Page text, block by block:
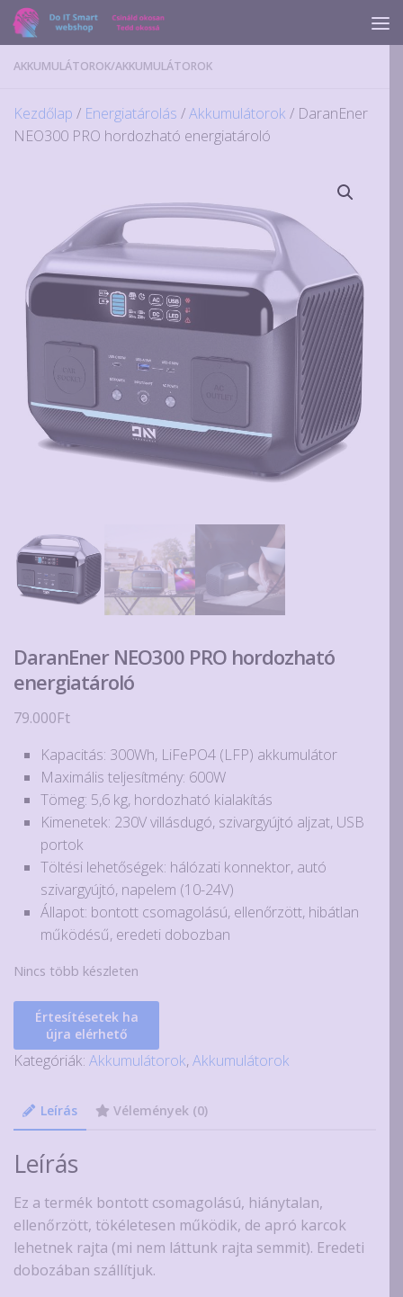
Skip to content
AKKUMULÁTOROK/AKKUMULÁTOROK
Kezdőlap / Energiatárolás /Akkumulátorok / DaranEner
NEO300 PRO hordozható energiatároló
DaranEner NEO300 PRO hordozható
energiatároló
79.000Ft
Kapacitás: 300Wh, LiFePO4 (LFP) akkumulátor
Maximális teljesítmény: 600W
Tömeg: 5,6 kg, hordozható kialakítás
Kimenetek: 230V villásdugó, szivargyújtó aljzat, USB
portok
Töltési lehetőségek: hálózati konnektor, autó
szivargyújtó, napelem (10-24V)
Állapot: bontott csomagolású, ellenőrzött, hibátlan
működésű, eredeti dobozban
Nincs több készleten
Értesítésetek ha
újra elérhető
Kategóriák: Akkumulátorok,Akkumulátorok
Leírás Vélemények (0)
Leírás
Ez a termék bontott csomagolású, hiánytalan,
ellenőrzött, tökéletesen működik, de apró karcok
lehetnek rajta (mi nem láttunk rajta semmit). Eredeti
dobozában szállítjuk.